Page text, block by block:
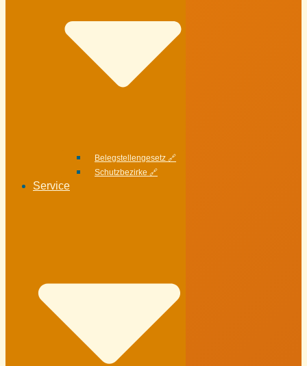
Belegstellengesetz 🔗
Schutzbezirke 🔗
Service